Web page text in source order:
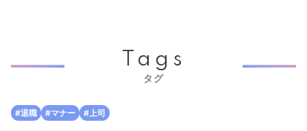
Tags
タグ
#退職 #マナー #上司